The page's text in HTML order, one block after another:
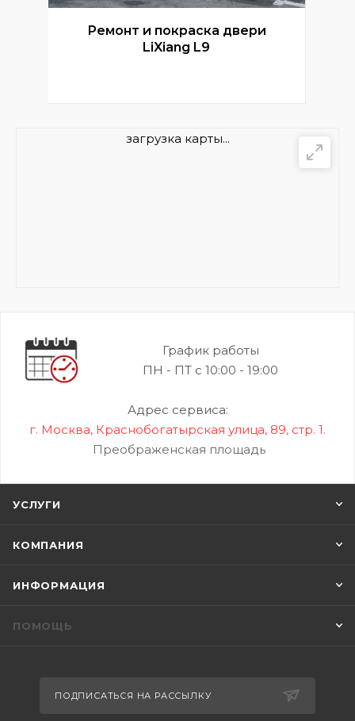
Ремонт и покраска двери
LiXiang L9
загрузка карты...
График работы
ПН - ПТ с 10:00 - 19:00
Адрес сервиса:
г. Москва, Краснобогатырская улица, 89, стр. 1.
Преображенская площадь
УСЛУГИ
КОМПАНИЯ
ИНФОРМАЦИЯ
ПОМОЩЬ
ПОДПИСАТЬСЯ НА РАССЫЛКУ